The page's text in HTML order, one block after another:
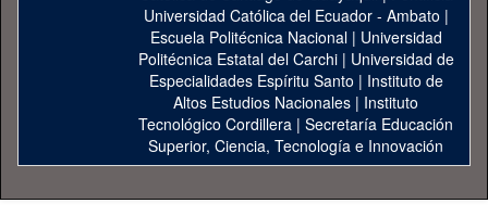
Universidad Católica del Ecuador - Ambato |
Escuela Politécnica Nacional| Universidad
Politécnica Estatal del Carchi| Universidad de
Especialidades Espíritu Santo | Instituto de
Altos Estudios Nacionales | Instituto
Tecnológico Cordillera | Secretaría Educación
Superior, Ciencia, Tecnología e Innovación